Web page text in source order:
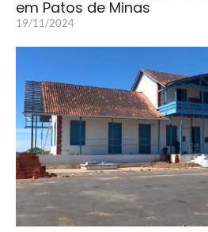
em Patos de Minas
19/11/2024